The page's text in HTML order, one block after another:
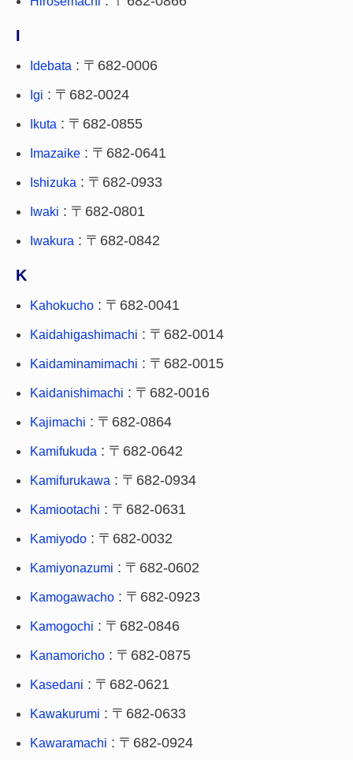
I
Idebata : 〒682-0006
Igi : 〒682-0024
Ikuta : 〒682-0855
Imazaike : 〒682-0641
Ishizuka : 〒682-0933
Iwaki : 〒682-0801
Iwakura : 〒682-0842
K
Kahokucho : 〒682-0041
Kaidahigashimachi : 〒682-0014
Kaidaminamimachi : 〒682-0015
Kaidanishimachi : 〒682-0016
Kajimachi : 〒682-0864
Kamifukuda : 〒682-0642
Kamifurukawa : 〒682-0934
Kamiootachi : 〒682-0631
Kamiyodo : 〒682-0032
Kamiyonazumi : 〒682-0602
Kamogawacho : 〒682-0923
Kamogochi : 〒682-0846
Kanamoricho : 〒682-0875
Kasedani : 〒682-0621
Kawakurumi : 〒682-0633
Kawaramachi : 〒682-0924